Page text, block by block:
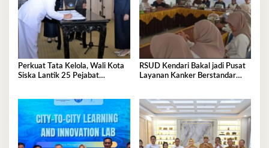
Perkuat Tata Kelola, Wali Kota
Siska Lantik 25 Pejabat
RSUD Kendari Bakal jadi Pusat
Layanan Kanker Berstandar